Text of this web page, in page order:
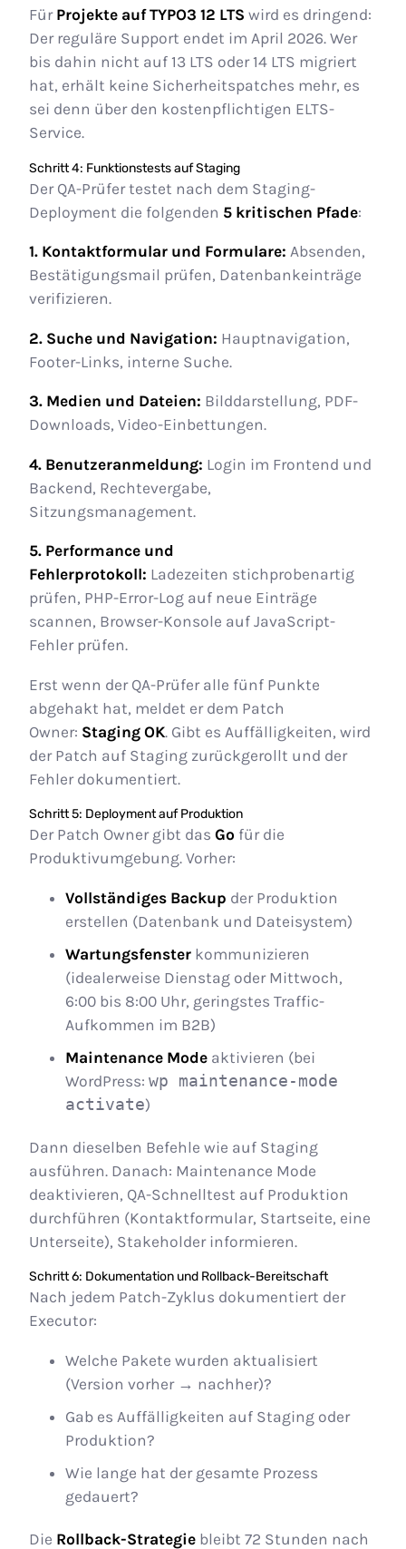
Für Projekte auf TYPO3 12 LTS wird es dringend:
Der reguläre Support endet im April 2026. Wer
bis dahin nicht auf 13 LTS oder 14 LTS migriert
hat, erhält keine Sicherheitspatches mehr, es
sei denn über den kostenpflichtigen ELTS-
Service.
Schritt 4: Funktionstests auf Staging
Der QA-Prüfer testet nach dem Staging-
Deployment die folgenden 5 kritischen Pfade:
1. Kontaktformular und Formulare: Absenden,
Bestätigungsmail prüfen, Datenbankeinträge
verifizieren.
2. Suche und Navigation: Hauptnavigation,
Footer-Links, interne Suche.
3. Medien und Dateien: Bilddarstellung, PDF-
Downloads, Video-Einbettungen.
4. Benutzeranmeldung: Login im Frontend und
Backend, Rechtevergabe,
Sitzungsmanagement.
5. Performance und
Fehlerprotokoll: Ladezeiten stichprobenartig
prüfen, PHP-Error-Log auf neue Einträge
scannen, Browser-Konsole auf JavaScript-
Fehler prüfen.
Erst wenn der QA-Prüfer alle fünf Punkte
abgehakt hat, meldet er dem Patch
Owner: Staging OK. Gibt es Auffälligkeiten, wird
der Patch auf Staging zurückgerollt und der
Fehler dokumentiert.
Schritt 5: Deployment auf Produktion
Der Patch Owner gibt dasGo für die
Produktivumgebung. Vorher:
Vollständiges Backup der Produktion
erstellen (Datenbank und Dateisystem)
Wartungsfenster kommunizieren
(idealerweise Dienstag oder Mittwoch,
6:00 bis 8:00 Uhr, geringstes Traffic-
Aufkommen im B2B)
Maintenance Mode aktivieren (bei
WordPress:wp maintenance-mode
activate)
Dann dieselben Befehle wie auf Staging
ausführen. Danach: Maintenance Mode
deaktivieren, QA-Schnelltest auf Produktion
durchführen (Kontaktformular, Startseite, eine
Unterseite), Stakeholder informieren.
Schritt 6: Dokumentation und Rollback-Bereitschaft
Nach jedem Patch-Zyklus dokumentiert der
Executor:
Welche Pakete wurden aktualisiert
(Version vorher → nachher)?
Gab es Auffälligkeiten auf Staging oder
Produktion?
Wie lange hat der gesamte Prozess
gedauert?
Die Rollback-Strategie bleibt 72 Stunden nach